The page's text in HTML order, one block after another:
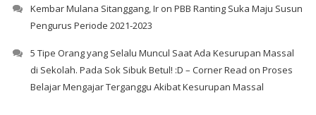
Kembar Mulana Sitanggang, Iron PBB Ranting Suka Maju Susun
Pengurus Periode 2021-2023
5 Tipe Orang yang Selalu Muncul Saat Ada Kesurupan Massal
di Sekolah. Pada Sok Sibuk Betul! :D – Corner Read on Proses
Belajar Mengajar Terganggu Akibat Kesurupan Massal